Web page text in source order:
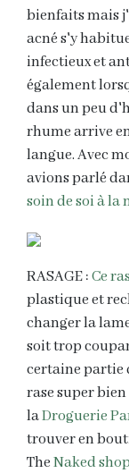
bienfaits mais
acné s'y
infectieux et
également
dans un peu
rhume arrive
langue. Avec
avions parlé
soin de soi à la
RASAGE :Ce
plastique et
changer la
soit trop
certaine partie
rase super
laDroguerie
trouver en
TheNaked shop